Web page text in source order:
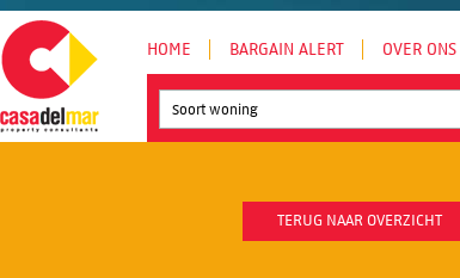
HOME BARGAIN ALERT OVER ONS
Soort woning
TERUG NAAR OVERZICHT